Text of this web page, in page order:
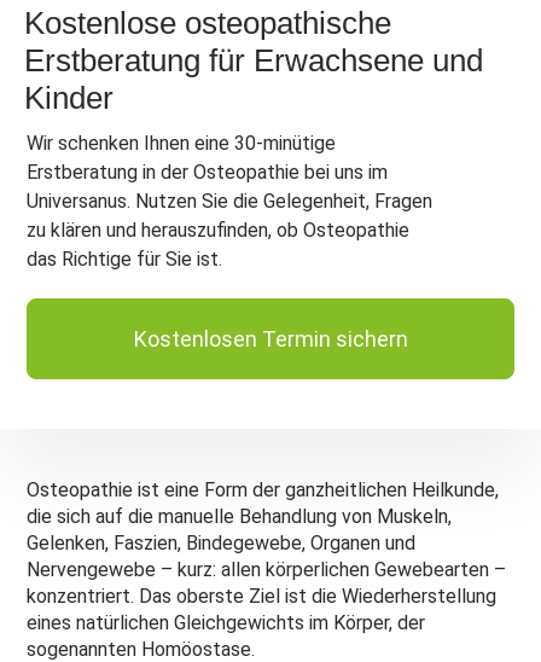
Kostenlose osteopathische
Erstberatung für Erwachsene und
Kinder
Wir schenken Ihnen eine 30-minütige
Erstberatung in der Osteopathie bei uns im
Universanus. Nutzen Sie die Gelegenheit, Fragen
zu klären und herauszufinden, ob Osteopathie
das Richtige für Sie ist.
Kostenlosen Termin sichern
Osteopathie ist eine Form der ganzheitlichen Heilkunde,
die sich auf die manuelle Behandlung von Muskeln,
Gelenken, Faszien, Bindegewebe, Organen und
Nervengewebe – kurz: allen körperlichen Gewebearten –
konzentriert. Das oberste Ziel ist die Wiederherstellung
eines natürlichen Gleichgewichts im Körper, der
sogenannten Homöostase.